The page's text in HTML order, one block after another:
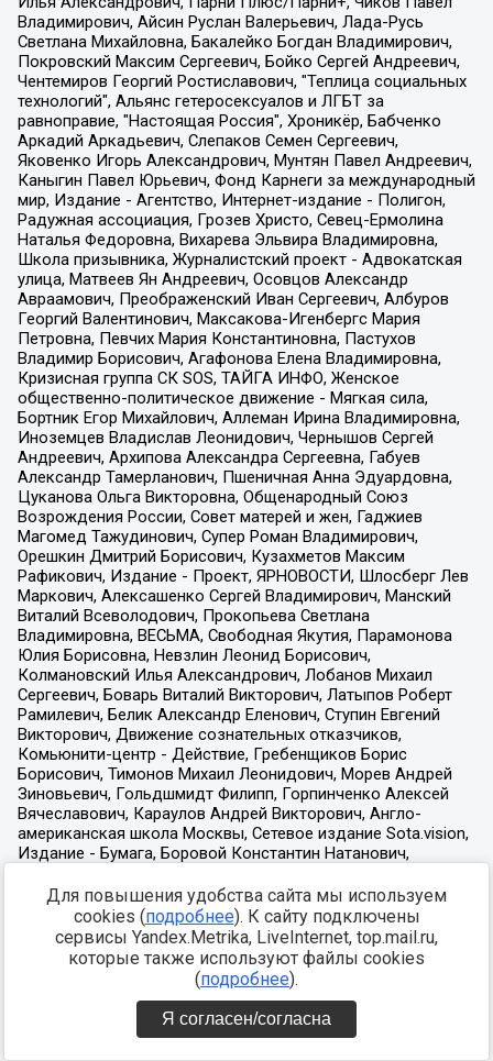
Для повышения удобства сайта мы используем
cookies (подробнее). К сайту подключены
сервисы Yandex.Metrika, LiveInternet, top.mail.ru,
которые также используют файлы cookies
(подробнее).
Я согласен/согласна